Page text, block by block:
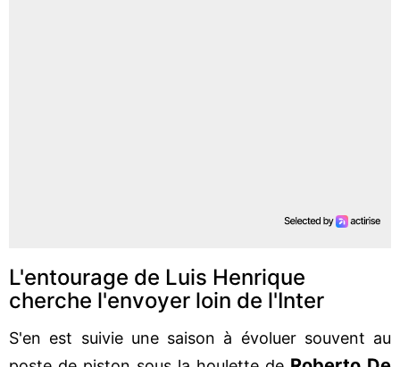
L'entourage de Luis Henrique
cherche l'envoyer loin de l'Inter
S'en est suivie une saison à évoluer souvent au